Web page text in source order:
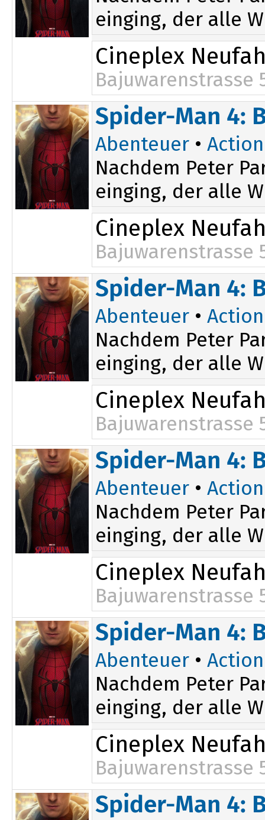
einging, der alle
Cineplex
Bajuwarenstrasse
Spider-Man 4:
Abenteuer • Action
Nachdem Peter
einging, der alle
Cineplex
Bajuwarenstrasse
16:00
Spider-Man 4:
Abenteuer • Action
Nachdem Peter
einging, der alle
Cineplex
Bajuwarenstrasse
16:20
Spider-Man 4:
Abenteuer • Action
Nachdem Peter
einging, der alle
Cineplex
Bajuwarenstrasse
19:10
Spider-Man 4:
Abenteuer • Action
Nachdem Peter
einging, der alle
Cineplex
Bajuwarenstrasse
16:10
Spider-Man 4: